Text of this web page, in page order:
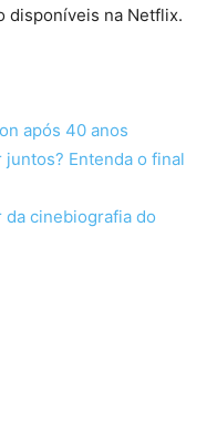
disponíveis na Netflix.
após 40 anos
Entenda o final
da cinebiografia do